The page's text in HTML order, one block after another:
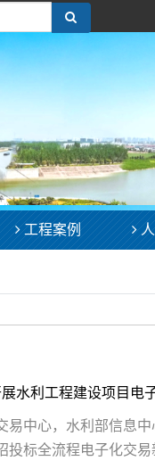
工程案例
中心，水利部信息
标全流程电子化交易